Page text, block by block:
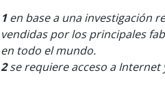
1en base a una investigación
vendidas por los principales
en todo el mundo.
2se requiere acceso a Internet